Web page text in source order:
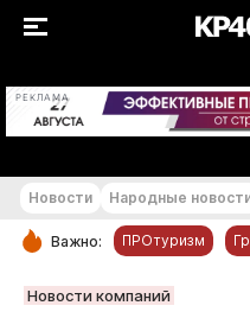
РЕКЛАМА
РУБРИКИ
Новости Народные
Важно: ПРОтуризм
Новости компаний